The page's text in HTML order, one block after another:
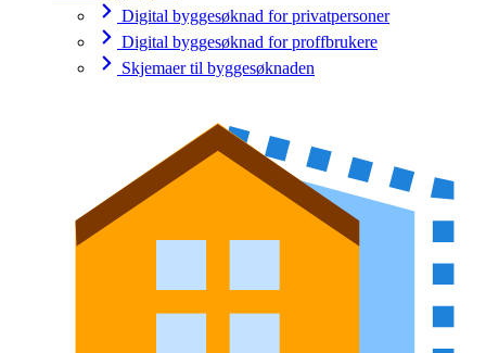
Digital byggesøknad for privatpersoner
Digital byggesøknad for proffbrukere
Skjemaer til byggesøknaden